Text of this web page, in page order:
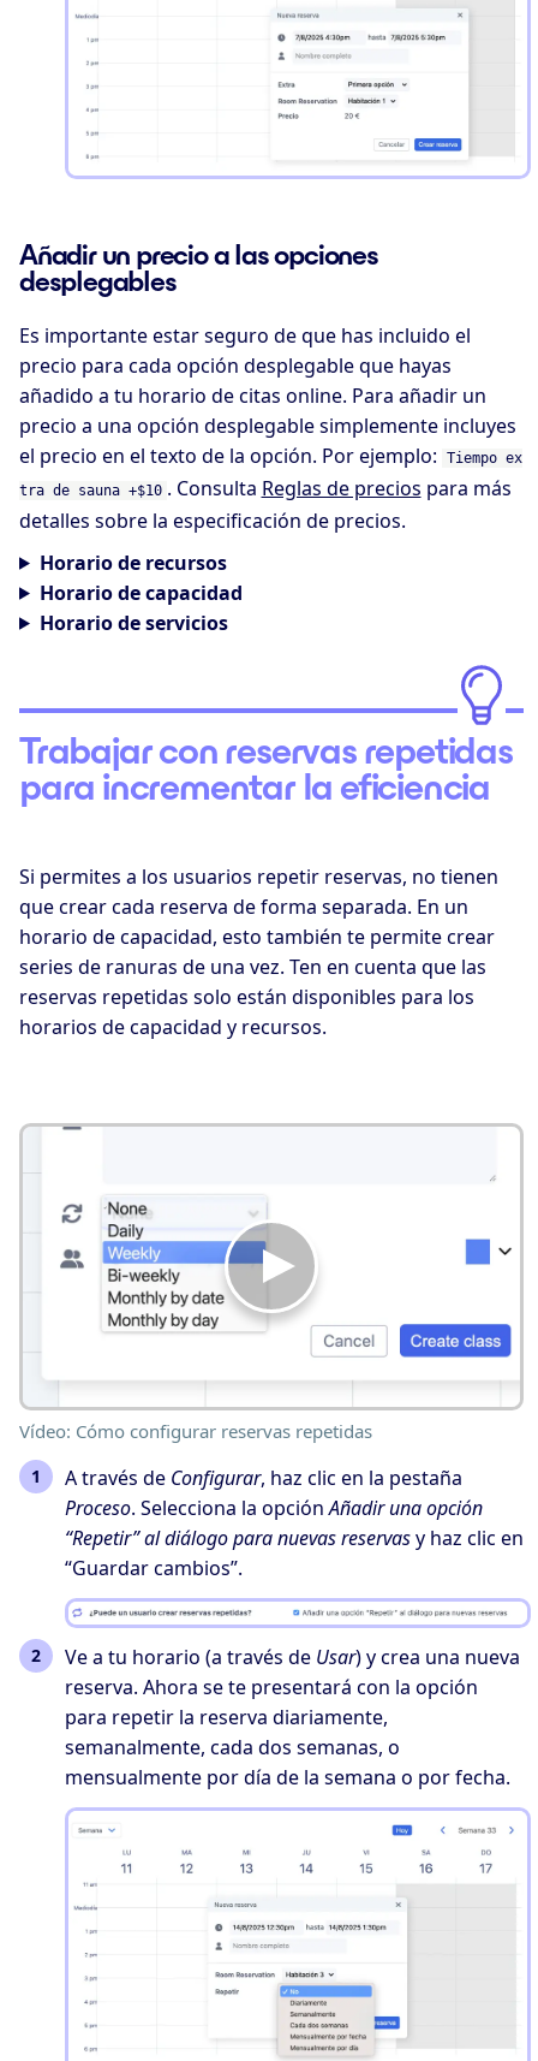
Añadir un precio a las opciones
desplegables
Es importante estar seguro de que has incluido el
precio para cada opción desplegable que hayas
añadido a tu horario de citas online. Para añadir un
precio a una opción desplegable simplemente incluyes
el precio en el texto de la opción. Por ejemplo:
Tiempo ex
tra de sauna +$10 . Consulta Reglas de precios para más
detalles sobre la especificación de precios.
Horario de recursos
Horario de capacidad
Horario de servicios
Trabajar con reservas repetidas
para incrementar la eficiencia
Si permites a los usuarios repetir reservas, no tienen
que crear cada reserva de forma separada. En un
horario de capacidad, esto también te permite crear
series de ranuras de una vez. Ten en cuenta que las
reservas repetidas solo están disponibles para los
horarios de capacidad y recursos.
Vídeo: Cómo configurar reservas repetidas
A través de Configurar, haz clic en la pestaña
Proceso. Selecciona la opciónAñadir una opción
“Repetir” al diálogo para nuevas reservasy haz clic en
“Guardar cambios”.
Ve a tu horario (a través de Usar) y crea una nueva
reserva. Ahora se te presentará con la opción
para repetir la reserva diariamente,
semanalmente, cada dos semanas, o
mensualmente por día de la semana o por fecha.